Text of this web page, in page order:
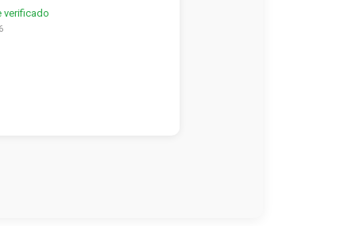
verificado